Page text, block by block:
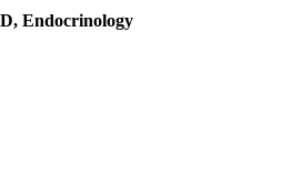
Endocrinology